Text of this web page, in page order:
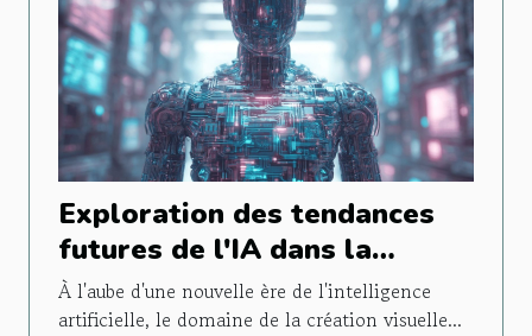
Exploration des tendances
futures de l'IA dans la
création visuelle d'entreprise
À l'aube d'une nouvelle ère de l'intelligence
artificielle, le domaine de la création visuelle...